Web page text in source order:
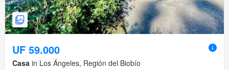
UF 59.000
Casa in Los Ángeles, Región del Biobío